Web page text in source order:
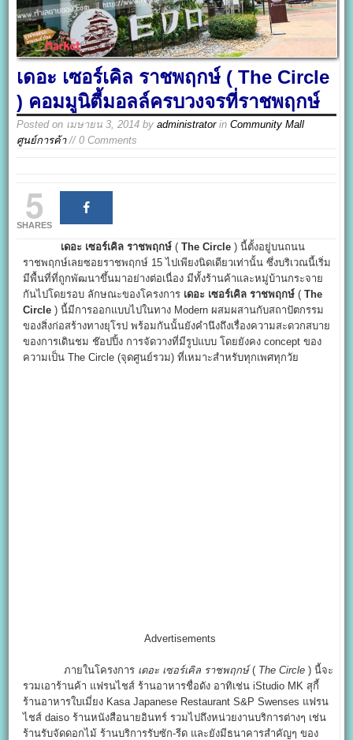
เดอะ เซอร์เคิล ราชพฤกษ์ ( The Circle
) คอมมูนิตี้มอลล์ครบวงจรที่ราชพฤกษ์
Posted on เมษายน 3, 2014 byadministratorinCommunity Mall
ศูนย์การค้า// 0 Comments
5
SHARES
เดอะ เซอร์เคิล ราชพฤกษ์ (The Circle ) นี้ตั้งอยู่บนถนน
ราชพฤกษ์เลยซอยราชพฤกษ์ 15 ไปเพียงนิดเดียวเท่านั้น ซึ่งบริเวณนี้เริ่ม
มีพื้นที่ที่ถูกพัฒนาขึ้นมาอย่างต่อเนื่อง มีทั้งร้านค้าและหมู่บ้านกระจาย
กันไปโดยรอบ ลักษณะของโครงการ เดอะ เซอร์เคิล ราชพฤกษ์ (The
Circle ) นี้มีการออกแบบไปในทาง Modern ผสมผสานกับสถาปัตกรรม
ของสิ่งก่อสร้างทางยุโรป พร้อมกันนั้นยังคำนึงถึงเรื่องความสะดวกสบาย
ของการเดินชม ช๊อปปิ้ง การจัดวางที่มีรูปแบบ โดยยังคง concept ของ
ความเป็น The Circle (จุดศูนย์รวม) ที่เหมาะสำหรับทุกเพศทุกวัย
Advertisements
ภายในโครงการ เดอะ เซอร์เคิล ราชพฤกษ์( The Circle ) นี้จะ
รวมเอาร้านค้า แฟรนไชส์ ร้านอาหารชื่อดัง อาทิเช่น iStudio MK สุกี้
ร้านอาหารใบเมี่ยง Kasa Japanese Restaurant S&P Swenses แฟรน
ไชส์ daiso ร้านหนังสือนายอินทร์ รวมไปถึงหน่วยงานบริการต่างๆ เช่น
ร้านรับจัดดอกไม้ ร้านบริการรับซัก-รีด และยังมีธนาคารสำคัญๆ ของ